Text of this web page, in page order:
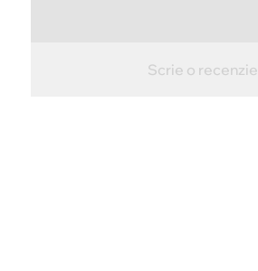
Scrie o recenzie